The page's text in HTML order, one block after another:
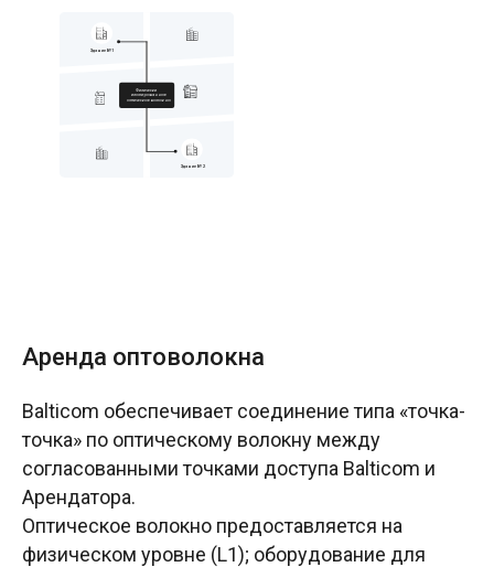
Аренда оптоволокна
Balticom обеспечивает соединение типа «точка-
точка» по оптическому волокну между
согласованными точками доступа Balticom и
Арендатора.
Оптическое волокно предоставляется на
физическом уровне (L1); оборудование для